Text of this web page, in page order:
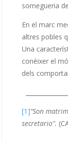
sornegueria
En el marc
altres pobles
Una
conèixer el
dels
[1]“Son
secretario”.